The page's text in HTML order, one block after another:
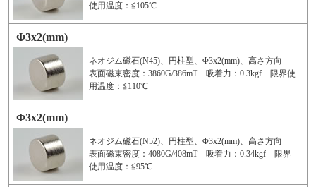
使用温度：≦105℃
Φ3x2(mm)
ネオジム磁石(N45)、円柱型、Φ3x2(mm)、高さ方向
表面磁束密度：3860G/386mT 吸着力：0.3kgf 限界使
用温度：≦110℃
Φ3x2(mm)
ネオジム磁石(N52)、円柱型、Φ3x2(mm)、高さ方向
表面磁束密度：4080G/408mT 吸着力：0.34kgf 限界
使用温度：≦95℃